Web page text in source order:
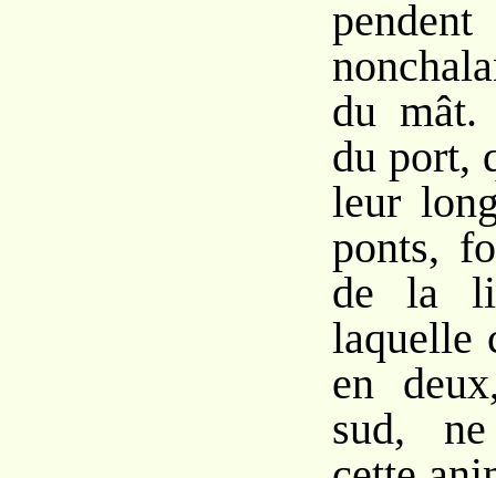
pendent
du mât.
du port,
leur
ponts,
de la
laquelle
en
sud,